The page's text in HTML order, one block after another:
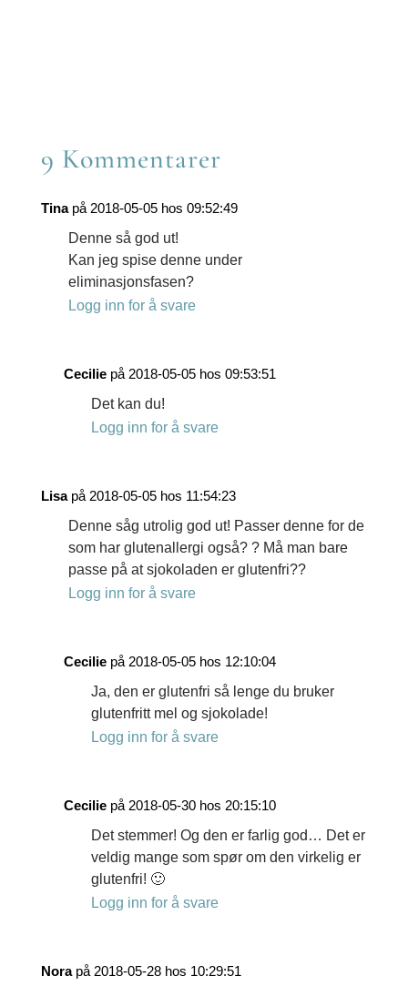
9 Kommentarer
Tina på 2018-05-05 hos 09:52:49
Denne så god ut!
Kan jeg spise denne under
eliminasjonsfasen?
Logg inn for å svare
Cecilie på 2018-05-05 hos 09:53:51
Det kan du!
Logg inn for å svare
Lisa på 2018-05-05 hos 11:54:23
Denne såg utrolig god ut! Passer denne for de
som har glutenallergi også? ? Må man bare
passe på at sjokoladen er glutenfri??
Logg inn for å svare
Cecilie på 2018-05-05 hos 12:10:04
Ja, den er glutenfri så lenge du bruker
glutenfritt mel og sjokolade!
Logg inn for å svare
Cecilie på 2018-05-30 hos 20:15:10
Det stemmer! Og den er farlig god… Det er
veldig mange som spør om den virkelig er
glutenfri! 🙂
Logg inn for å svare
Nora på 2018-05-28 hos 10:29:51